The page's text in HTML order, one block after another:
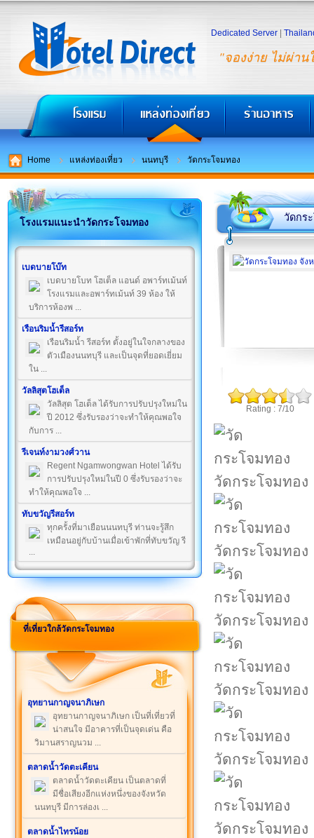
"จองง่าย ไม่ผ่าน
Dedicated Server
Home แหล่งท่องเที่ยว นนทบุรี วัดกระโจมทอง
โรงแรมแนะนำวัดกระโจมทอง
เบดบายโบ๊ท
เบดบายโบท โฮเต็ล แอนด์ อพาร์ทเม้นท์
โรงแรมและอพาร์ทเม้นท์ 39 ห้อง ให้
บริการห้องพ ...
เรือนริมน้ำรีสอร์ท
เรือนริมน้ำ รีสอร์ท ตั้งอยู่ในใจกลางของ
ตัวเมืองนนทบุรี และเป็นจุดที่ยอดเยี่ยม
ใน ...
วัลลิสุตโฮเต็ล
วัลลิสุต โฮเต็ล ได้รับการปรับปรุงใหม่ใน
ปี 2012 ซึ่งรับรองว่าจะทำให้คุณพอใจ
กับการ ...
รีเจนท์งามวงศ์วาน
Regent Ngamwongwan Hotel ได้รับ
การปรับปรุงใหม่ในปี 0 ซึ่งรับรองว่าจะ
ทำให้คุณพอใจ ...
ทับขวัญรีสอร์ท
ทุกครั้งที่มาเยือนนนทบุรี ท่านจะรู้สึก
เหมือนอยู่กับบ้านเมื่อเข้าพักที่ทับขวัญ รี
...
ที่เที่ยวใกล้วัดกระโจมทอง
อุทยานกาญจนาภิเษก
อุทยานกาญจนาภิเษก เป็นที่เที่ยวที่
น่าสนใจ มีอาคารที่เป็นจุดเด่น คือ
วิมานสราญนวม ...
ตลาดน้ำวัดตะเคียน
ตลาดน้ำวัดตะเคียน เป็นตลาดที่
มีชื่อเสียงอีกแห่งหนึ่งของจังหวัด
นนทบุรี มีการล่องเ ...
ตลาดน้ำไทรน้อย
วัดกร
Rating : 7/10
วัดกระโจมทอง
วัดกระโจมทอง
วัดกระโจมทอง
วัดกระโจมทอง
วัดกระโจมทอง
วัดกระโจมทอง